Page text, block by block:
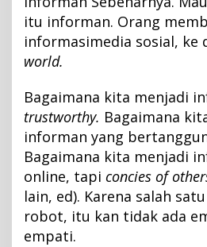
itu informan. Orang
informasimedia sosial, ke
world.
Bagaimana kita menjadi
trustworthy. Bagaimana
informan yang
Bagaimana kita menjadi
online, tapi concies of
lain, ed). Karena salah
robot, itu kan tidak ada
empati.